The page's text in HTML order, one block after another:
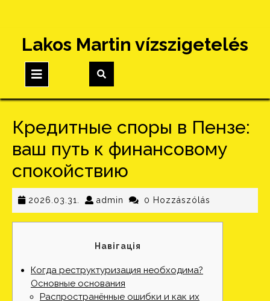
content
Lakos Martin vízszigetelés
Button
Кредитные споры в Пензе:
ваш путь к финансовому
спокойствию
2026.03.31. 2026.03.31.
admin admin0 Hozzászólás
Навігація
Когда реструктуризация необходима?
Основные основания
Распространённые ошибки и как их